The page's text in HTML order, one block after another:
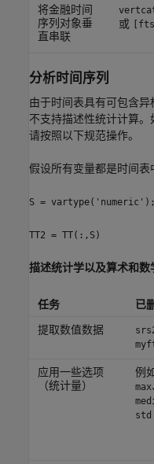
将金融时间
序列对象垂
直串联
或
分析时间序列
由于时间表具有可包含
不支持描述性统计计算。
请按照以下规范操作。
假设所有变量都是时间
S = vartype('numeric');
TT2 = TT(:,S)
描述统计学以及算术和数
任务 已
提取数值数据
应用一些选项
（统计量）
例
max、
std